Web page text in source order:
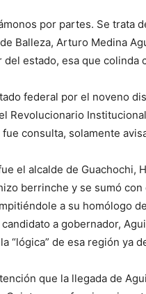
por partes. Se trata
Balleza, Arturo Medina
estado, esa que colinda
federal por el noveno
Revolucionario
consulta, solamente
el alcalde de Guachochi,
berrinche y se sumó
a su homólogo
a gobernador,
“lógica” de esa región ya
que la llegada de